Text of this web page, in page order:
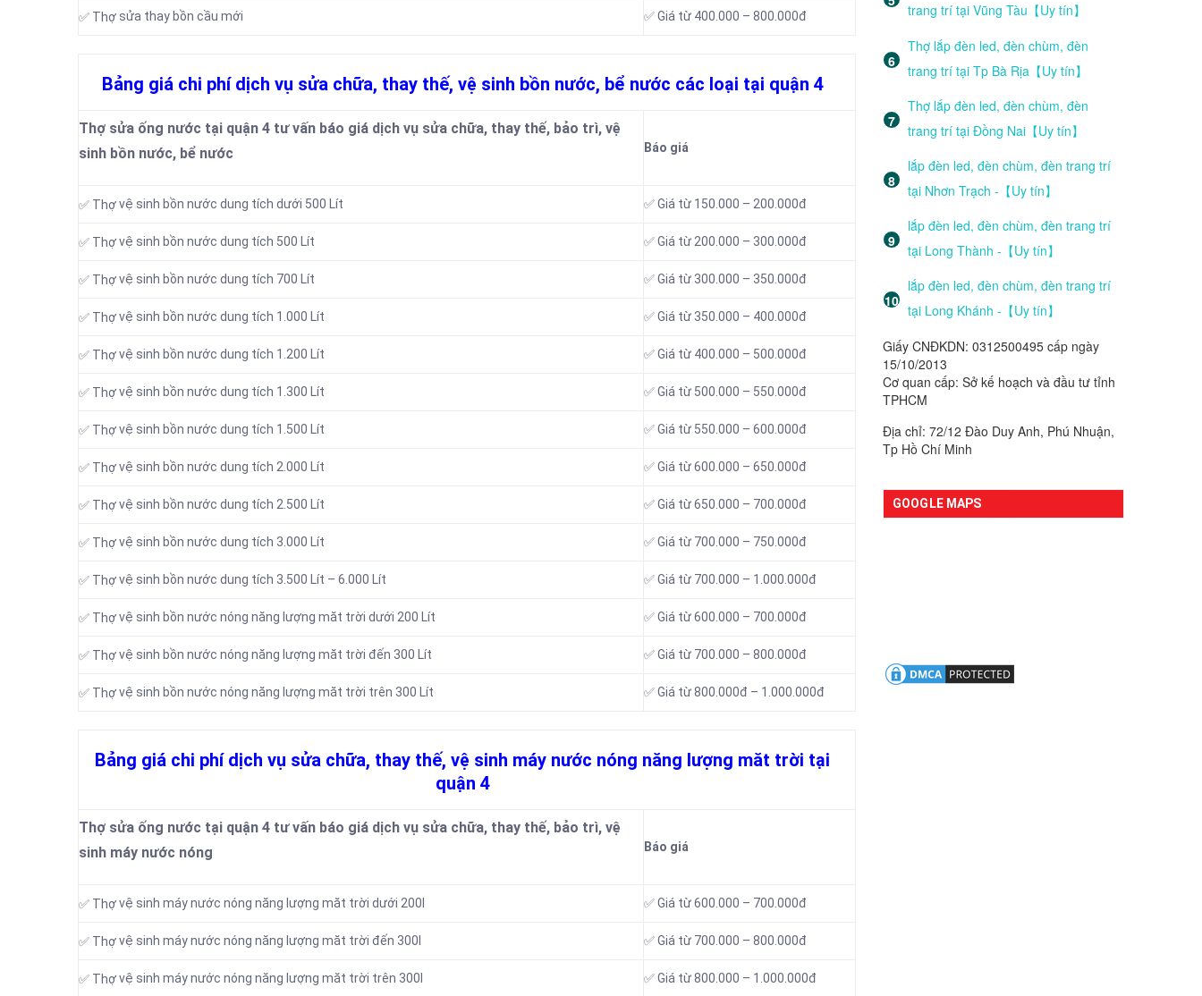
✅ Thợ sửa thay bồn cầu mới ✅ Giá từ 400.000 – 800.000đ
Bảng giá chi phí dịch vụ sửa chữa, thay thế, vệ sinh bồn nước, bể nước các loại tại quận 4
Thợ sửa ống nước tại quận 4 tư vấn báo giá dịch vụ sửa chữa, thay thế, bảo trì, vệ
sinh bồn nước, bể nước
Báo giá
✅ Thợvệ sinh bồn nước dung tích dưới 500 Lít ✅ Giá từ 150.000 – 200.000đ
✅ Thợvệ sinh bồn nước dung tích 500 Lít ✅ Giá từ 200.000 – 300.000đ
✅ Thợvệ sinh bồn nước dung tích 700 Lít ✅ Giá từ 300.000 – 350.000đ
✅ Thợvệ sinh bồn nước dung tích 1.000 Lít ✅ Giá từ 350.000 – 400.000đ
✅ Thợvệ sinh bồn nước dung tích 1.200 Lít ✅ Giá từ 400.000 – 500.000đ
✅ Thợvệ sinh bồn nước dung tích 1.300 Lít ✅ Giá từ 500.000 – 550.000đ
✅ Thợvệ sinh bồn nước dung tích 1.500 Lít ✅ Giá từ 550.000 – 600.000đ
✅ Thợvệ sinh bồn nước dung tích 2.000 Lít ✅ Giá từ 600.000 – 650.000đ
✅ Thợvệ sinh bồn nước dung tích 2.500 Lít ✅ Giá từ 650.000 – 700.000đ
✅ Thợvệ sinh bồn nước dung tích 3.000 Lít ✅ Giá từ 700.000 – 750.000đ
✅ Thợvệ sinh bồn nước dung tích 3.500 Lít – 6.000 Lít ✅ Giá từ 700.000 – 1.000.000đ
✅ Thợvệ sinh bồn nước nóng năng lượng măt trời dưới 200 Lít ✅ Giá từ 600.000 – 700.000đ
✅ Thợvệ sinh bồn nước nóng năng lượng măt trời đến 300 Lít ✅ Giá từ 700.000 – 800.000đ
✅ Thợvệ sinh bồn nước nóng năng lượng măt trời trên 300 Lít ✅ Giá từ 800.000đ – 1.000.000đ
Bảng giá chi phí dịch vụ sửa chữa, thay thế, vệ sinh máy nước nóng năng lượng măt trời tại
quận 4
Thợ sửa ống nước tại quận 4 tư vấn báo giá dịch vụ sửa chữa, thay thế, bảo trì, vệ
sinh máy nước nóng
Báo giá
✅ Thợvệ sinh máy nước nóng năng lượng măt trời dưới 200l ✅ Giá từ 600.000 – 700.000đ
✅ Thợvệ sinh máy nước nóng năng lượng măt trời đến 300l ✅ Giá từ 700.000 – 800.000đ
✅ Thợvệ sinh máy nước nóng năng lượng măt trời trên 300l ✅ Giá từ 800.000 – 1.000.000đ
trang trí tại Vũng Tàu【Uy tín】
Thợ lắp đèn led, đèn chùm, đèn
trang trí tại Tp Bà Rịa【Uy tín】
Thợ lắp đèn led, đèn chùm, đèn
trang trí tại Đồng Nai【Uy tín】
lắp đèn led, đèn chùm, đèn trang trí
tại Nhơn Trạch -【Uy tín】
lắp đèn led, đèn chùm, đèn trang trí
tại Long Thành -【Uy tín】
lắp đèn led, đèn chùm, đèn trang trí
tại Long Khánh -【Uy tín】
Giấy CNĐKDN: 0312500495 cấp ngày
15/10/2013
Cơ quan cấp: Sở kế hoạch và đầu tư tỉnh
TPHCM
Địa chỉ: 72/12 Đào Duy Anh, Phú Nhuận,
Tp Hồ Chí Minh
GOOGLE MAPS